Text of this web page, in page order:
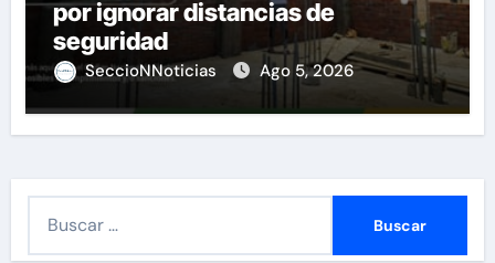
por ignorar distancias de
seguridad
SeccioNNoticias Ago 5, 2026